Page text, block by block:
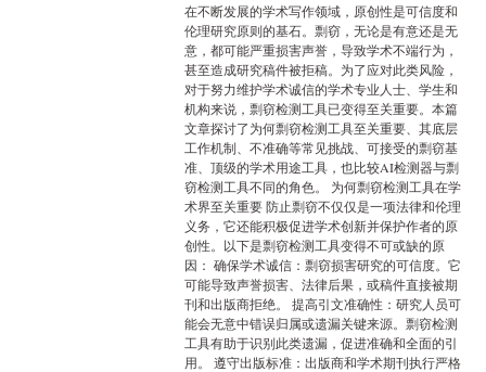
在不断发展的学术写作领域，原创性是可信度和
伦理研究原则的基石。剽窃，无论是有意还是无
意，都可能严重损害声誉，导致学术不端行为，
甚至造成研究稿件被拒稿。为了应对此类风险，
对于努力维护学术诚信的学术专业人士、学生和
机构来说，剽窃检测工具已变得至关重要。本篇
文章探讨了为何剽窃检测工具至关重要、其底层
工作机制、不准确等常见挑战、可接受的剽窃基
准、顶级的学术用途工具，也比较AI检测器与剽
窃检测工具不同的角色。 为何剽窃检测工具在学
术界至关重要 防止剽窃不仅仅是一项法律和伦理
义务，它还能积极促进学术创新并保护作者的原
创性。以下是剽窃检测工具变得不可或缺的原
因： 确保学术诚信：剽窃损害研究的可信度。它
可能导致声誉损害、法律后果，或稿件直接被期
刊和出版商拒绝。 提高引文准确性：研究人员可
能会无意中错误归属或遗漏关键来源。剽窃检测
工具有助于识别此类遗漏，促进准确和全面的引
用。 遵守出版标准：出版商和学术期刊执行严格